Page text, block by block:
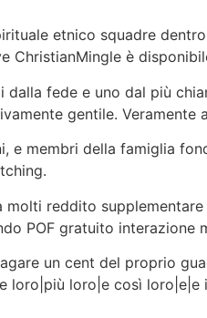
etnico squadre
ChristianMingle è
fede e uno dal più
gentile. Veramente
e membri della famiglia
reddito
POF gratuito interazione
un cent del proprio
loro|più loro|e così loro|e|e